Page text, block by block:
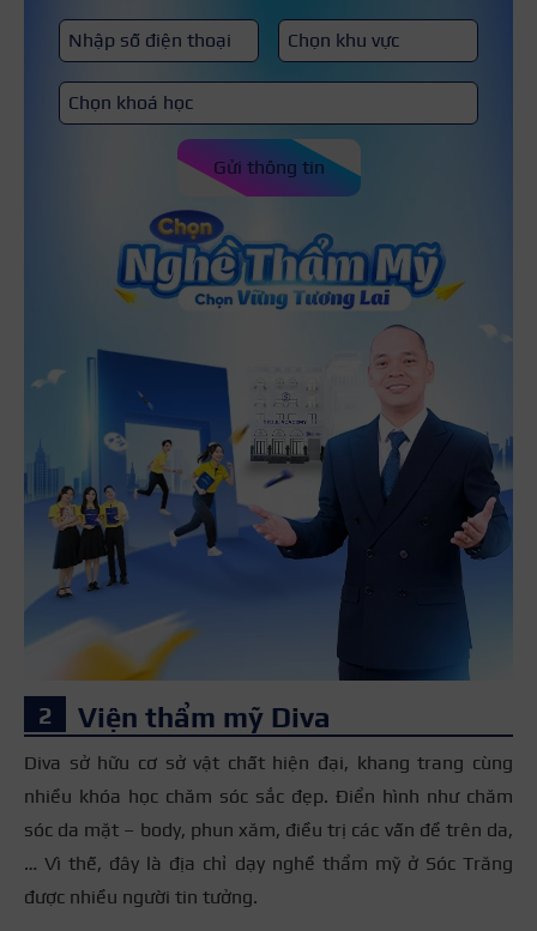
Gửi thông tin
Viện thẩm mỹ Diva
Diva sở hữu cơ sở vật chất hiện đại, khang trang cùng
nhiều khóa học chăm sóc sắc đẹp. Điển hình như chăm
sóc da mặt – body, phun xăm, điều trị các vấn đề trên da,
… Vì thế, đây là địa chỉ dạy nghề thẩm mỹ ở Sóc Trăng
được nhiều người tin tưởng.